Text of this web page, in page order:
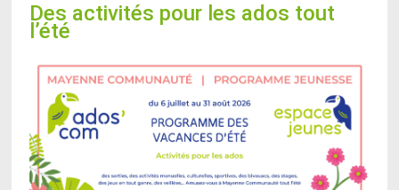
Des activités pour les ados tout
l’été